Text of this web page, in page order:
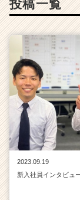
投稿一覧
2023.09.19
新入社員インタビュ